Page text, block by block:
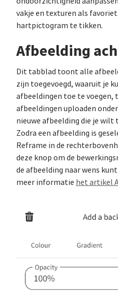
vakje en texturen als
hartpictogram te tikken.
Afbeelding
Dit tabblad toont alle
zijn toegevoegd, waaruit je
afbeeldingen toe te voegen,
afbeeldingen uploaden
nieuwe afbeelding die je wilt
Zodra een afbeelding is
Reframe in de
deze knop om de
de afbeelding naar wens
meer informatie het artikel